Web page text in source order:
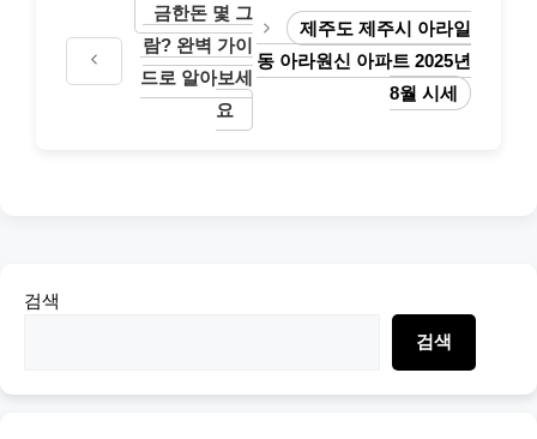
금한돈 몇 그
람? 완벽 가이
드로 알아보세
요
제주도 제주시 아라일
동 아라원신 아파트 2025년
8월 시세
검색
검색